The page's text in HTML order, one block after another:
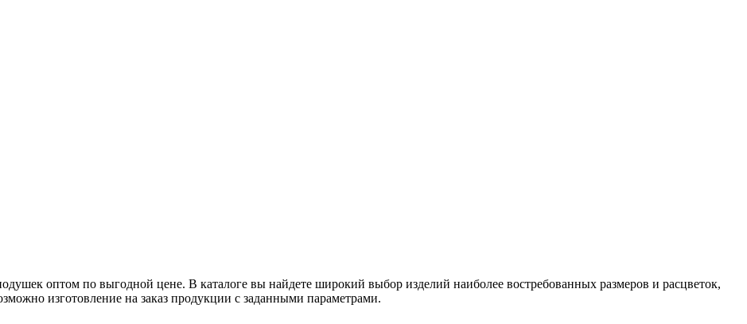
оптом по выгодной цене. В каталоге вы найдете широкий выбор изделий наиболее востребованных размеров и расцветок,
изготовление на заказ продукции с заданными параметрами.